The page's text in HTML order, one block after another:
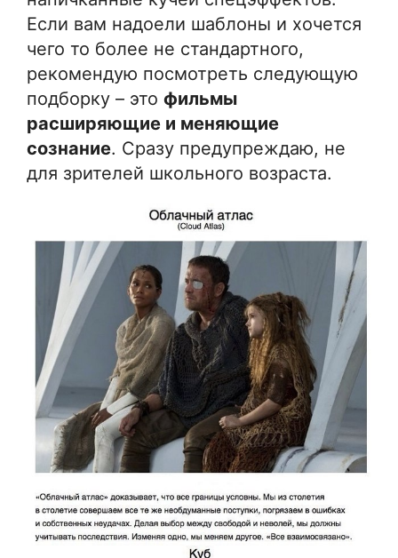
Если вам надоели шаблоны и хочется
чего то более не стандартного,
рекомендую посмотреть следующую
подборку – это фильмы
расширяющие и меняющие
сознание. Сразу предупреждаю, не
для зрителей школьного возраста.